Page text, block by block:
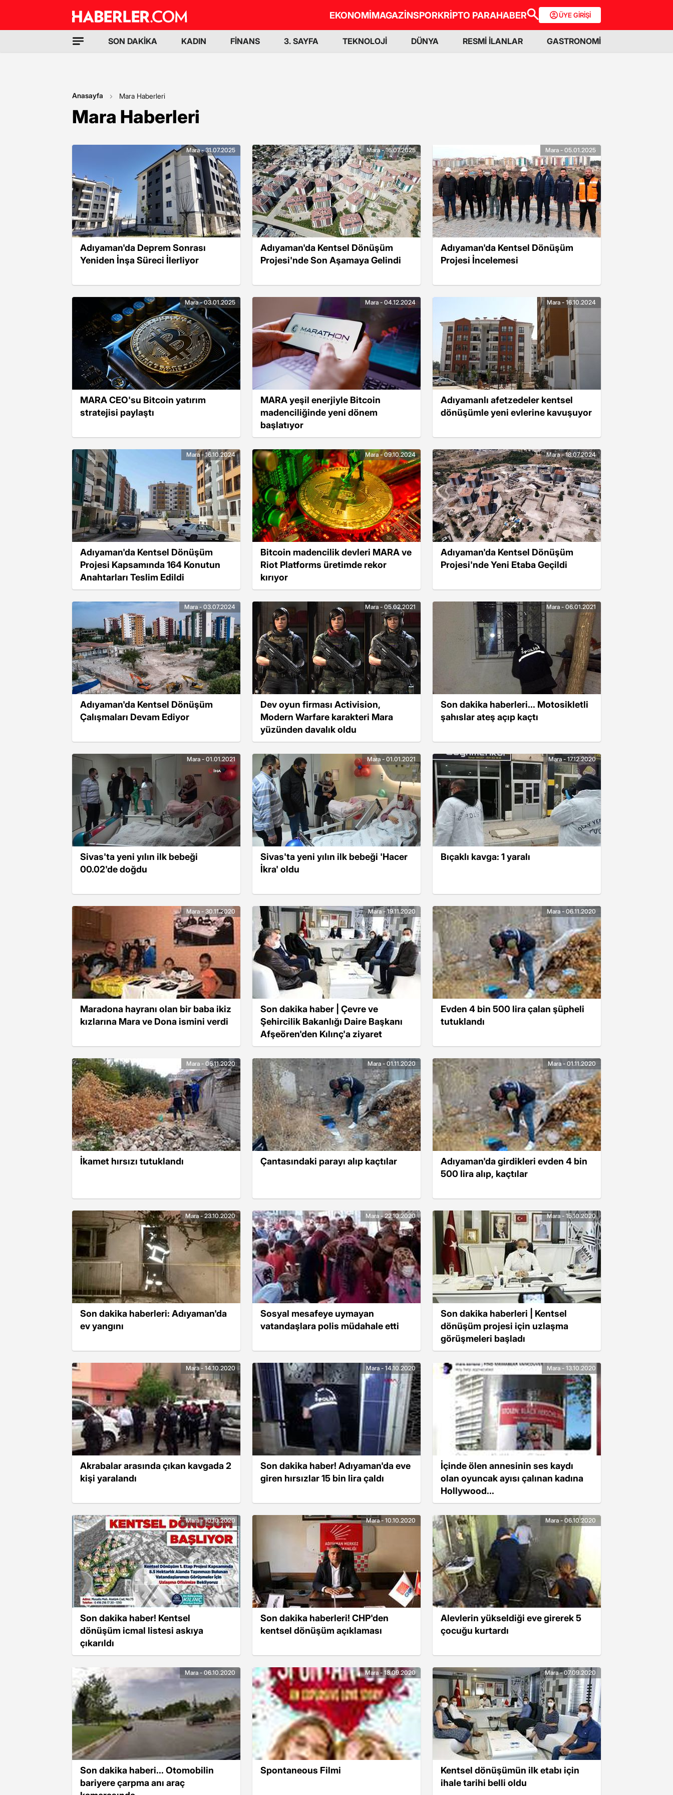
EKONOMİMAGAZİNSPORKRİPTO PARAHABER ÜYE GİRİŞİ
SON DAKİKA KADIN FİNANS 3. SAYFA TEKNOLOJİ DÜNYA RESMİ İLANLAR GASTRONOMİ
Anasayfa Mara Haberleri
Mara Haberleri
Adıyaman'da Deprem Sonrası
Yeniden İnşa Süreci İlerliyor
Mara - 31.07.2025
Adıyaman'da Kentsel Dönüşüm
Projesi'nde Son Aşamaya Gelindi
Mara - 16.07.2025
Adıyaman'da Kentsel Dönüşüm
Projesi İncelemesi
Mara - 05.01.2025
MARA CEO'su Bitcoin yatırım
stratejisi paylaştı
Mara - 03.01.2025
MARA yeşil enerjiyle Bitcoin
madenciliğinde yeni dönem
başlatıyor
Mara - 04.12.2024
Adıyamanlı afetzedeler kentsel
dönüşümle yeni evlerine kavuşuyor
Mara - 16.10.2024
Adıyaman'da Kentsel Dönüşüm
Projesi Kapsamında 164 Konutun
Anahtarları Teslim Edildi
Mara - 16.10.2024
Bitcoin madencilik devleri MARA ve
Riot Platforms üretimde rekor
kırıyor
Mara - 09.10.2024
Adıyaman'da Kentsel Dönüşüm
Projesi'nde Yeni Etaba Geçildi
Mara - 18.07.2024
Adıyaman'da Kentsel Dönüşüm
Çalışmaları Devam Ediyor
Mara - 03.07.2024
Dev oyun firması Activision,
Modern Warfare karakteri Mara
yüzünden davalık oldu
Mara - 05.02.2021
Son dakika haberleri... Motosikletli
şahıslar ateş açıp kaçtı
Mara - 06.01.2021
Sivas'ta yeni yılın ilk bebeği
00.02'de doğdu
Mara - 01.01.2021
Sivas'ta yeni yılın ilk bebeği 'Hacer
İkra' oldu
Mara - 01.01.2021
Bıçaklı kavga: 1 yaralı
Mara - 17.12.2020
Maradona hayranı olan bir baba ikiz
kızlarına Mara ve Dona ismini verdi
Mara - 30.11.2020
Son dakika haber | Çevre ve
Şehircilik Bakanlığı Daire Başkanı
Afşeören'den Kılınç'a ziyaret
Mara - 19.11.2020
Evden 4 bin 500 lira çalan şüpheli
tutuklandı
Mara - 06.11.2020
İkamet hırsızı tutuklandı
Mara - 06.11.2020
Çantasındaki parayı alıp kaçtılar
Mara - 01.11.2020
Adıyaman'da girdikleri evden 4 bin
500 lira alıp, kaçtılar
Mara - 01.11.2020
Son dakika haberleri: Adıyaman'da
ev yangını
Mara - 23.10.2020
Sosyal mesafeye uymayan
vatandaşlara polis müdahale etti
Mara - 22.10.2020
Son dakika haberleri | Kentsel
dönüşüm projesi için uzlaşma
görüşmeleri başladı
Mara - 15.10.2020
Akrabalar arasında çıkan kavgada 2
kişi yaralandı
Mara - 14.10.2020
Son dakika haber! Adıyaman'da eve
giren hırsızlar 15 bin lira çaldı
Mara - 14.10.2020
İçinde ölen annesinin ses kaydı
olan oyuncak ayısı çalınan kadına
Hollywood...
Mara - 13.10.2020
Son dakika haber! Kentsel
dönüşüm icmal listesi askıya
çıkarıldı
Mara - 10.10.2020
Son dakika haberleri! CHP'den
kentsel dönüşüm açıklaması
Mara - 10.10.2020
Alevlerin yükseldiği eve girerek 5
çocuğu kurtardı
Mara - 06.10.2020
Son dakika haberi... Otomobilin
bariyere çarpma anı araç
Mara - 06.10.2020
Spontaneous Filmi
Mara - 18.09.2020
Kentsel dönüşümün ilk etabı için
ihale tarihi belli oldu
Mara - 07.09.2020